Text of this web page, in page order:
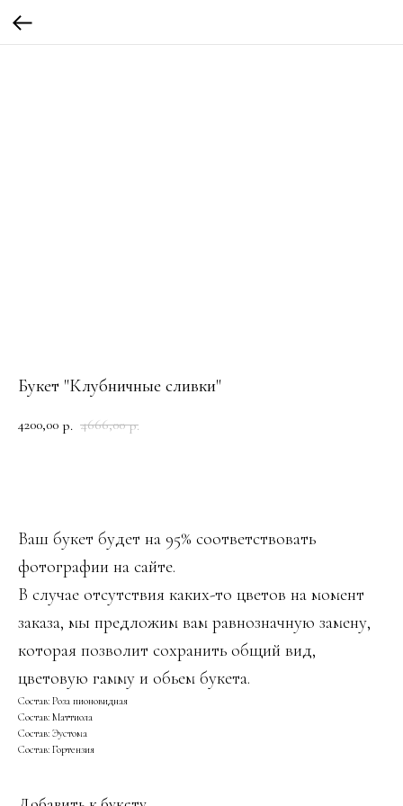
Букет "Клубничные сливки"
4200,00 р. 4666,00 р.
Ваш букет будет на 95% соответствовать
фотографии на сайте.
В случае отсутствия каких-то цветов на момент
заказа, мы предложим вам равнозначную замену,
которая позволит сохранить общий вид,
цветовую гамму и обьем букета.
Состав: Роза пионовидная
Состав: Маттиола
Состав: Эустома
Состав: Гортензия